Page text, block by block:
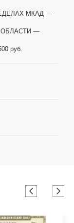
МКАД —
—
руб.